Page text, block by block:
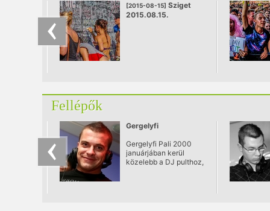
[2015-08-15] Sziget
2015.08.15.
Fellépők
Gergelyfi
Gergelyfi Pali 2000
januárjában kerül
közelebb a DJ pulthoz,